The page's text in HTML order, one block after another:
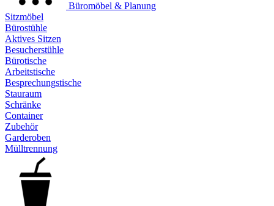
Büromöbel & Planung
Sitzmöbel
Bürostühle
Aktives Sitzen
Besucherstühle
Bürotische
Arbeitstische
Besprechungstische
Stauraum
Schränke
Container
Zubehör
Garderoben
Mülltrennung